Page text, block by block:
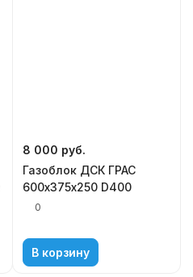
8 000 руб.
Газоблок ДСК ГРАС
600х375х250 D400
0
В корзину